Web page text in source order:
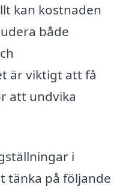
kan kostnaden
både
är viktigt att få
att undvika
i
tänka på följande